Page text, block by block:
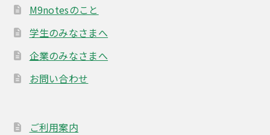
M9notesのこと
学生のみなさまへ
企業のみなさまへ
お問い合わせ
ご利用案内